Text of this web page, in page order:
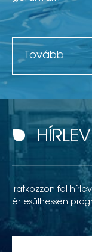
Tovább
Iratkozzon fel
értesülhessen